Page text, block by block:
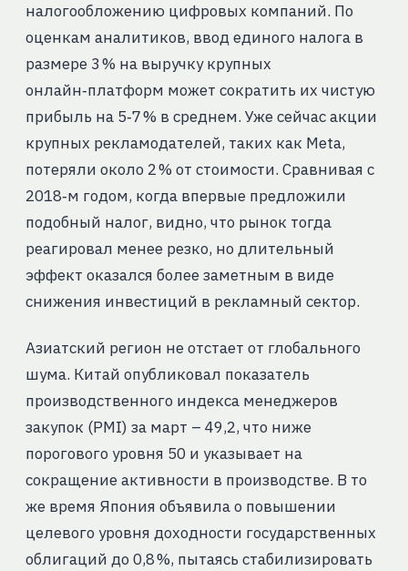
налогообложению цифровых компаний. По
оценкам аналитиков, ввод единого налога в
размере 3 % на выручку крупных
онлайн‑платформ может сократить их чистую
прибыль на 5‑7 % в среднем. Уже сейчас акции
крупных рекламодателей, таких как Meta,
потеряли около 2 % от стоимости. Сравнивая с
2018‑м годом, когда впервые предложили
подобный налог, видно, что рынок тогда
реагировал менее резко, но длительный
эффект оказался более заметным в виде
снижения инвестиций в рекламный сектор.
Азиатский регион не отстает от глобального
шума. Китай опубликовал показатель
производственного индекса менеджеров
закупок (PMI) за март – 49,2, что ниже
порогового уровня 50 и указывает на
сокращение активности в производстве. В то
же время Япония объявила о повышении
целевого уровня доходности государственных
облигаций до 0,8 %, пытаясь стабилизировать